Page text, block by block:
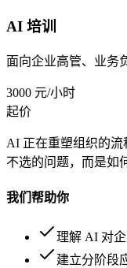
AI 培训
面向企业高管、业务
3000 元/小时
起价
AI 正在重塑组织的
不选的问题，而是如
我们帮助你
理解 AI 对
建立分阶段